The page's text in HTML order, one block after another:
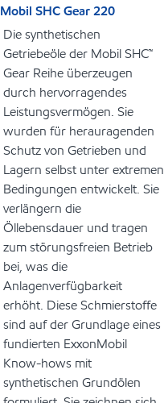
Mobil SHC Gear 220
Die synthetischen
Getriebeöle der Mobil SHC™
Gear Reihe überzeugen
durch hervorragendes
Leistungsvermögen. Sie
wurden für herauragenden
Schutz von Getrieben und
Lagern selbst unter extremen
Bedingungen entwickelt. Sie
verlängern die
Öllebensdauer und tragen
zum störungsfreien Betrieb
bei, was die
Anlagenverfügbarkeit
erhöht. Diese Schmierstoffe
sind auf der Grundlage eines
fundierten ExxonMobil
Know-hows mit
synthetischen Grundölen